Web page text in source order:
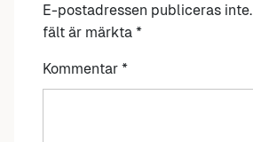
E-postadressen publiceras inte.
fält är märkta *
Kommentar *